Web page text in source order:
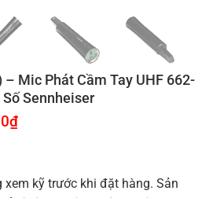
– Mic Phát Cầm Tay UHF 662-
Sennheiser
₫Giá
xem kỹ trước khi đặt hàng. Sản